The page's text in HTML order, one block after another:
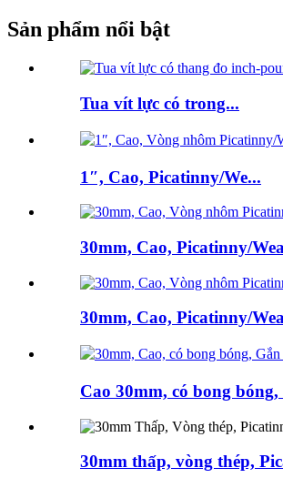
Sản phẩm nổi bật
Tua vít lực có trong...
1″, Cao, Picatinny/We...
30mm, Cao, Picatinny/
30mm, Cao, Picatinny/
Cao 30mm, có bong bóng,
30mm thấp, vòng thép,